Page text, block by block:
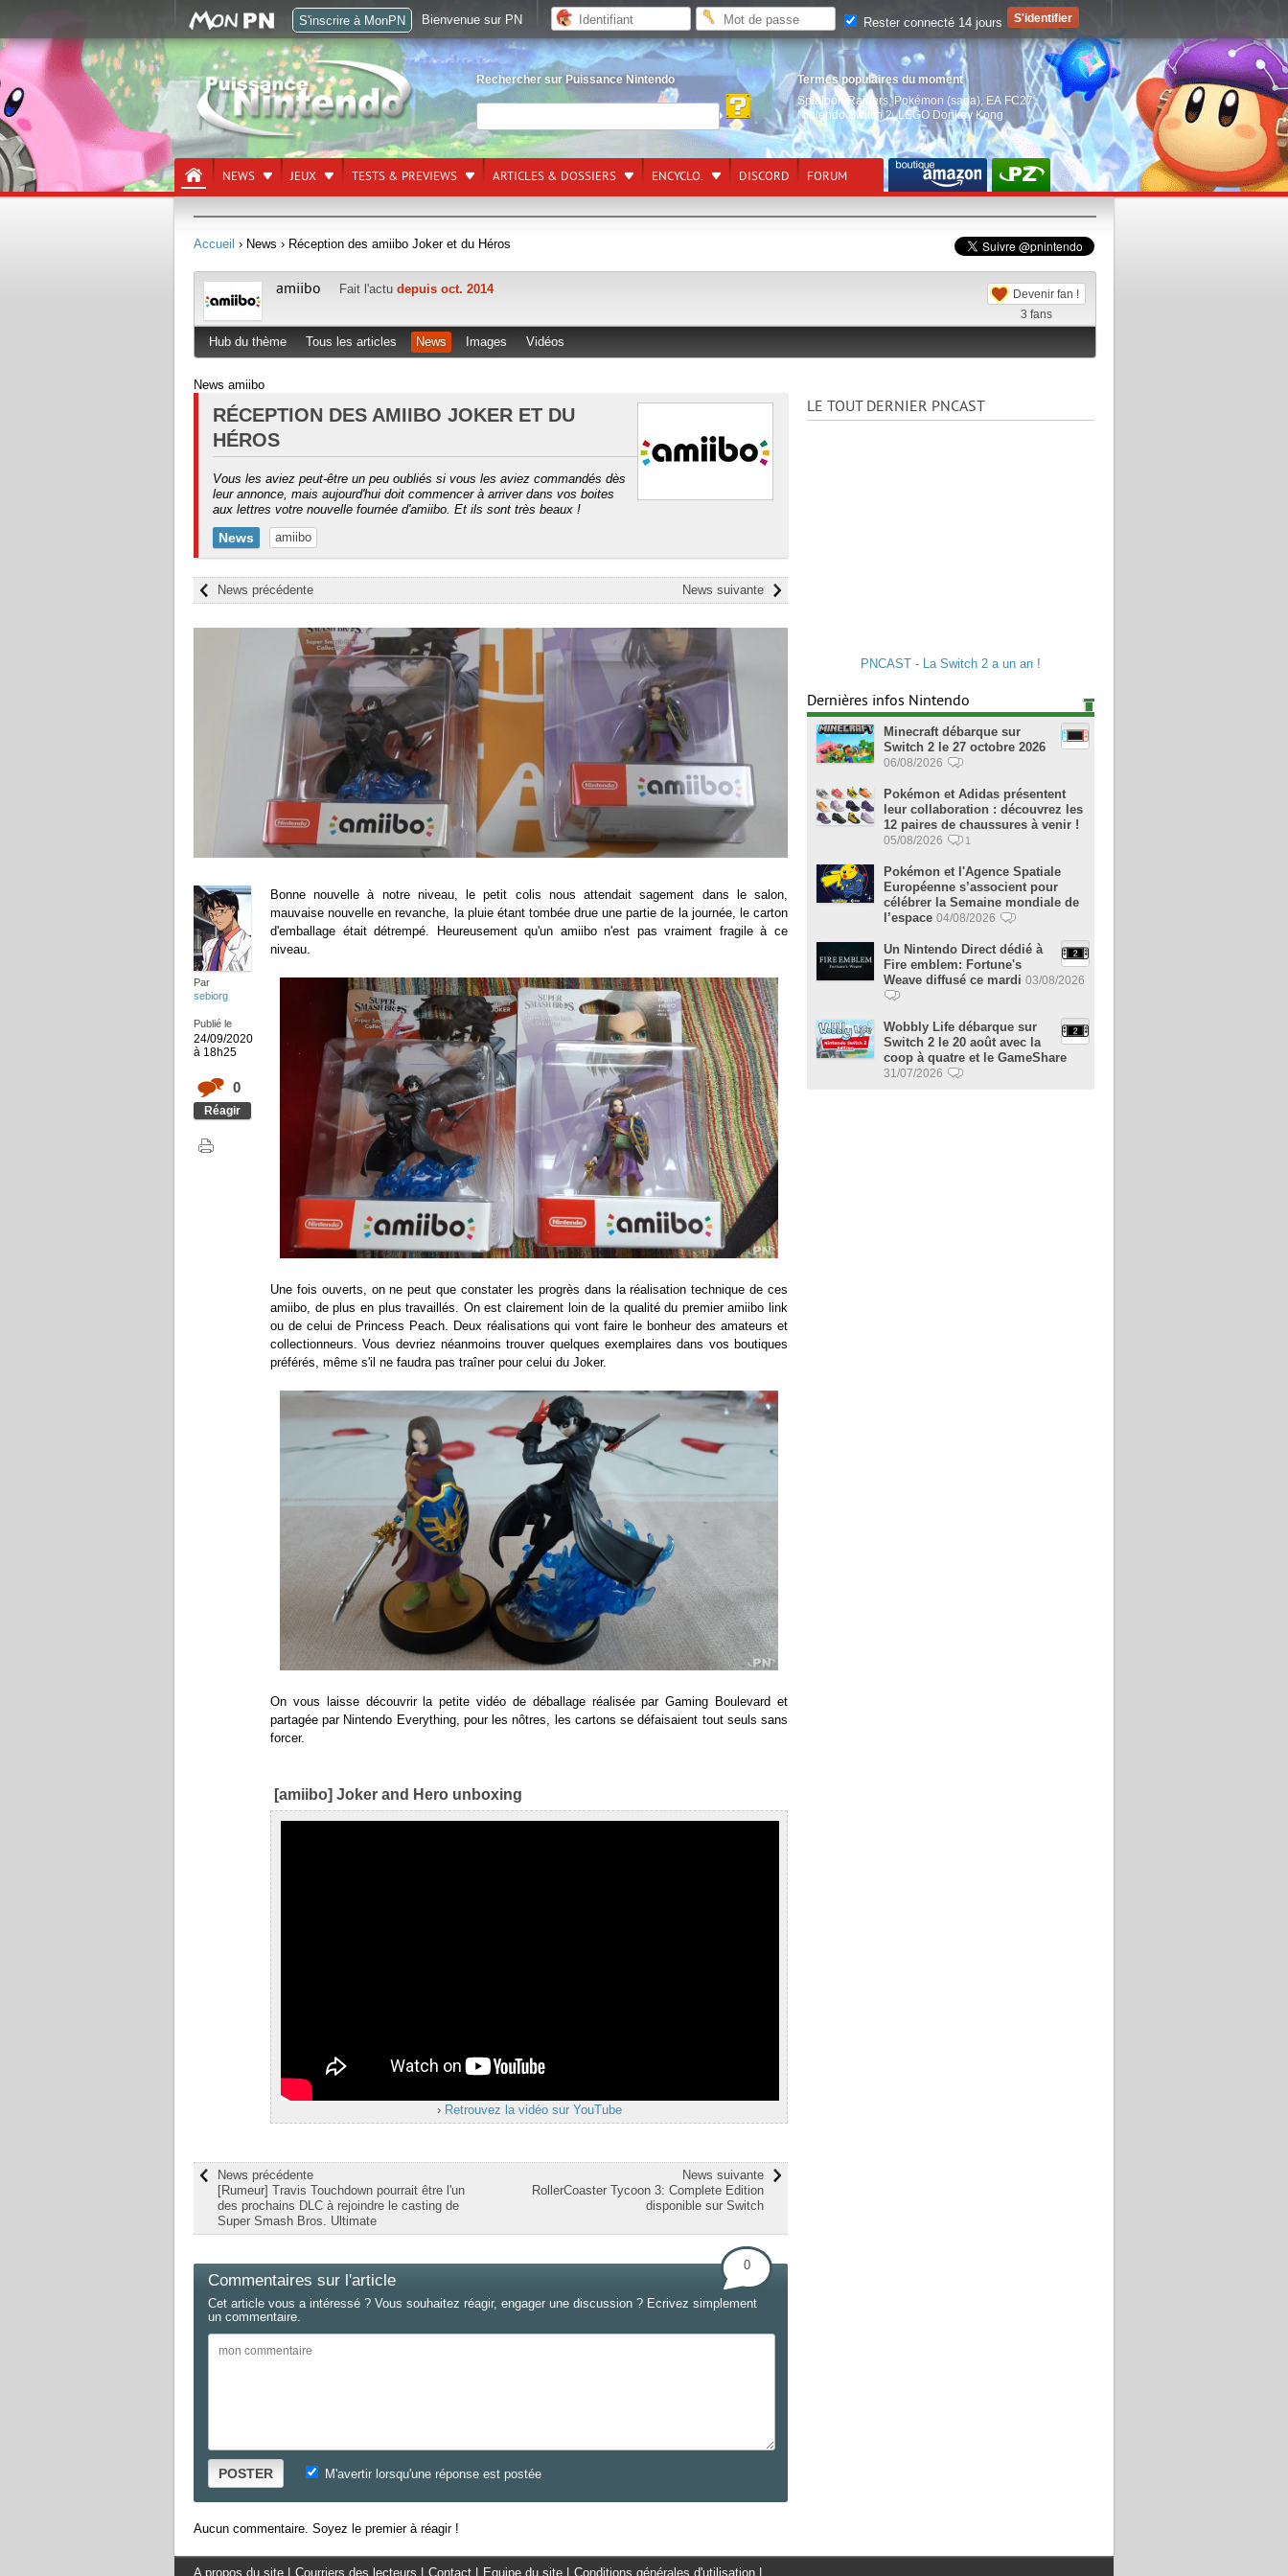
Rechercher sur Puissance Nintendo
Termes populaires du moment
Splatoon Raiders, Pokémon (saga) EA FC27,
Nintendo Switch 2,LEGO Donkey Kong
NEWS JEUX TESTS & PREVIEWS ARTICLES & DOSSIERS ENCYCLO. DISCORD FORUM
Accueil › News › Réception des amiibo Joker et du Héros
Devenir fan !
3 fans
amiibo Fait l'actu depuis oct. 2014
Hub du thème Tous les articles News Images Vidéos
News amiibo
RÉCEPTION DES AMIIBO JOKER ET DU
HÉROS
Vous les aviez peut-être un peu oubliés si vous les aviez commandés dès
leur annonce, mais aujourd'hui doit commencer à arriver dans vos boites
aux lettres votre nouvelle fournée d'amiibo. Et ils sont très beaux !
News amiibo
News suivante
News précédente
Par
sebiorg
Publié le
24/09/2020
à 18h25
0
Réagir
Bonne nouvelle à notre niveau, le petit colis nous attendait sagement dans le salon,
mauvaise nouvelle en revanche, la pluie étant tombée drue une partie de la journée, le carton
d'emballage était détrempé. Heureusement qu'un amiibo n'est pas vraiment fragile à ce
niveau.
Une fois ouverts, on ne peut que constater les progrès dans la réalisation technique de ces
amiibo, de plus en plus travaillés. On est clairement loin de la qualité du premier amiibo link
ou de celui de Princess Peach. Deux réalisations qui vont faire le bonheur des amateurs et
collectionneurs. Vous devriez néanmoins trouver quelques exemplaires dans vos boutiques
préférés, même s'il ne faudra pas traîner pour celui du Joker.
On vous laisse découvrir la petite vidéo de déballage réalisée par Gaming Boulevard et
partagée par Nintendo Everything, pour les nôtres, les cartons se défaisaient tout seuls sans
forcer.
[amiibo] Joker and Hero unboxing
› Retrouvez la vidéo sur YouTube
News suivante
RollerCoaster Tycoon 3: Complete Edition
disponible sur Switch
News précédente
[Rumeur] Travis Touchdown pourrait être l'un
des prochains DLC à rejoindre le casting de
Super Smash Bros. Ultimate
Commentaires sur l'article
0
Cet article vous a intéressé ? Vous souhaitez réagir, engager une discussion ? Ecrivez simplement
un commentaire.
POSTER M'avertir lorsqu'une réponse est postée
Aucun commentaire. Soyez le premier à réagir !
LE TOUT DERNIER PNCAST
PNCAST - La Switch 2 a un an !
Dernières infos Nintendo
Minecraft débarque sur
Switch 2 le 27 octobre 2026
06/08/2026
Pokémon et Adidas présentent
leur collaboration : découvrez les
12 paires de chaussures à venir !
05/08/2026 1
Pokémon et l'Agence Spatiale
Européenne s’associent pour
célébrer la Semaine mondiale de
l’espace 04/08/2026
Un Nintendo Direct dédié à
Fire emblem: Fortune's
Weave diffusé ce mardi 03/08/2026
Wobbly Life débarque sur
Switch 2 le 20 août avec la
coop à quatre et le GameShare
31/07/2026
A propos du site Courriers des lecteurs Contact Equipe du site Conditions générales d'utilisation
S'inscrire à MonPN Bienvenue sur PN Rester connecté 14 jours